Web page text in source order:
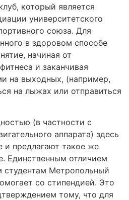
который является
университетского
союза. Для
в здоровом способе
начиная от
и заканчивая
на выходных, (например,
на лыжах или отправиться
(в частности с
аппарата) здесь
и предлагают такое же
Единственным отличием
студентам Метропольный
со стипендией. Это
тому, что для